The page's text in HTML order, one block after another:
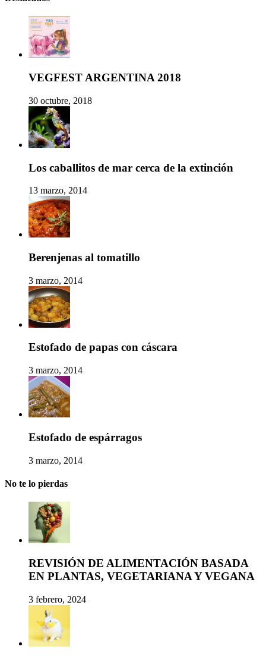
VEGFEST ARGENTINA 2018
30 octubre, 2018
Los caballitos de mar cerca de la extinción
13 marzo, 2014
Berenjenas al tomatillo
3 marzo, 2014
Estofado de papas con cáscara
3 marzo, 2014
Estofado de espárragos
3 marzo, 2014
No te lo pierdas
REVISIÓN DE ALIMENTACIÓN BASADA
EN PLANTAS, VEGETARIANA Y VEGANA
3 febrero, 2024